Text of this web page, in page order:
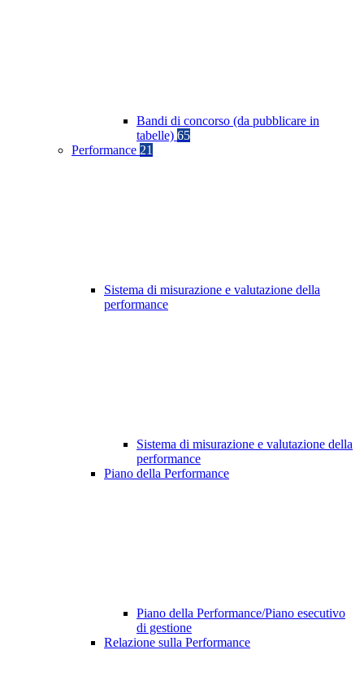
Bandi di concorso (da pubblicare in
tabelle) 65
Performance 21
Sistema di misurazione e valutazione della
performance
Sistema di misurazione e valutazione della
performance
Piano della Performance
Piano della Performance/Piano esecutivo
di gestione
Relazione sulla Performance